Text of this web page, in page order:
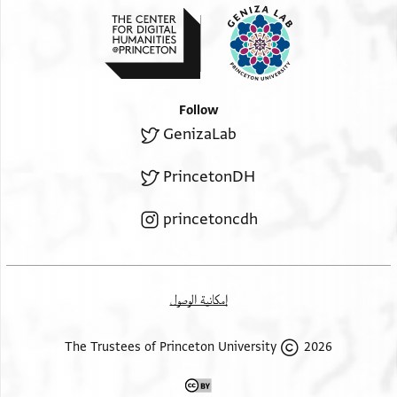
זו לטוב[ה
ללפצלא ואשיאפה
. . . . . . . . . . . . . . . . . . . . . . . . . . . . . . . .] מכברה
צאפיה ען לינהם (או: לונהם)
Follow
GenizaLab
PrincetonDH
princetoncdh
إمكانية الوصول
2026 The Trustees of Princeton University